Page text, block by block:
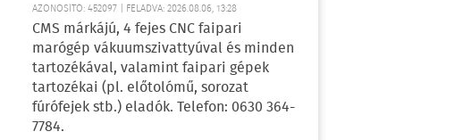
AZONOSÍTÓ: 452097 | FELADVA: 2026.08.06, 13:28
CMS márkájú, 4 fejes CNC faipari
marógép vákuumszivattyúval és minden
tartozékával, valamint faipari gépek
tartozékai (pl. előtolómű, sorozat
fúrófejek stb.) eladók. Telefon: 0630 364-
7784.